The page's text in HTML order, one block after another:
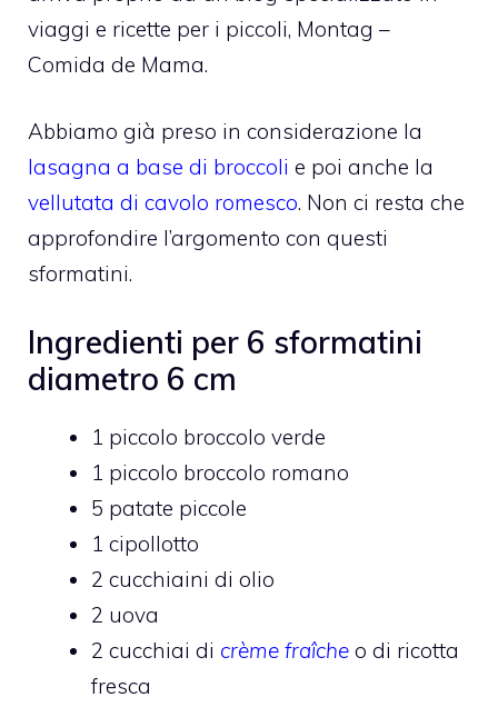
viaggi e ricette per i piccoli, Montag –
Comida de Mama.
Abbiamo già preso in considerazione la
lasagna a base di broccoli e poi anche la
vellutata di cavolo romesco. Non ci resta che
approfondire l’argomento con questi
sformatini.
Ingredienti per 6 sformatini
diametro 6 cm
1 piccolo broccolo verde
1 piccolo broccolo romano
5 patate piccole
1 cipollotto
2 cucchiaini di olio
2 uova
2 cucchiai di crème fraîche o di ricotta
fresca